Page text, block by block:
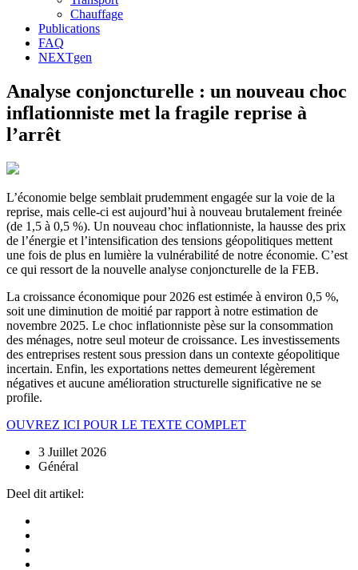
Chauffage
Publications
FAQ
NEXTgen
Analyse conjoncturelle : un nouveau choc
inflationniste met la fragile reprise à
l’arrêt
L’économie belge semblait prudemment engagée sur la voie de la
reprise, mais celle-ci est aujourd’hui à nouveau brutalement freinée
(de 1,5 à 0,5 %). Un nouveau choc inflationniste, la hausse des prix
de l’énergie et l’intensification des tensions géopolitiques mettent
une fois de plus en lumière la vulnérabilité de notre économie. C’est
ce qui ressort de la nouvelle analyse conjoncturelle de la FEB.
La croissance économique pour 2026 est estimée à environ 0,5 %,
soit une diminution de moitié par rapport à notre estimation de
novembre 2025. Le choc inflationniste pèse sur la consommation
des ménages, notre seul moteur de croissance. Les investissements
des entreprises restent sous pression dans un contexte géopolitique
incertain. Enfin, les exportations nettes demeurent légèrement
négatives et aucune amélioration structurelle significative ne se
profile.
OUVREZ ICI POUR LE TEXTE COMPLET
3 Juillet 2026
Général
Deel dit artikel: